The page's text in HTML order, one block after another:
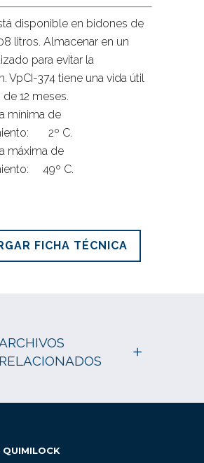
disponible en bidones de
litros. Almacenar en un
para evitar la
VpCI-374 tiene una vida útil
12 meses.
mínima de
2º C.
máxima de
49º C.
FICHA TÉCNICA
RELACIONADOS
QUIMILOCK